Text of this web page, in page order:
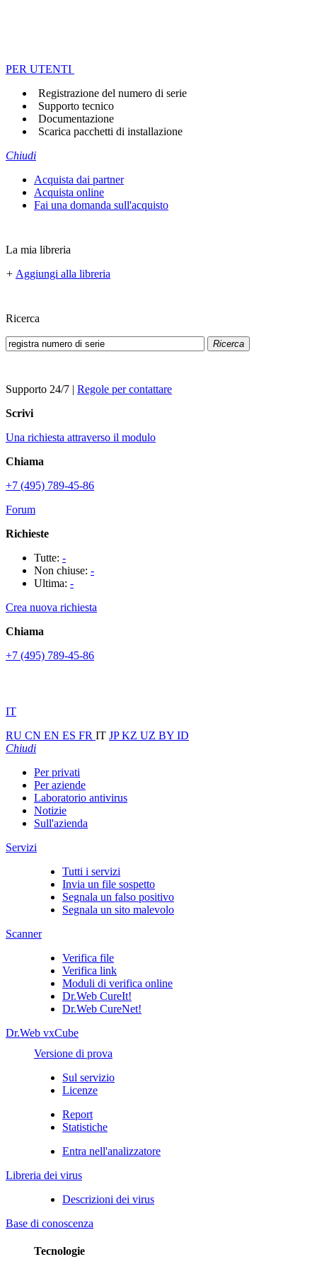
PER UTENTI
Registrazione del numero di serie
Supporto tecnico
Documentazione
Scarica pacchetti di installazione
Chiudi
Acquista dai partner
Acquista online
Fai una domanda sull'acquisto
La mia libreria
+ Aggiungi alla libreria
Ricerca
Ricerca
Supporto 24/7 | Regole per contattare
Scrivi
Una richiesta attraverso il modulo
Chiama
+7 (495) 789-45-86
Forum
Richieste
Tutte: -
Non chiuse: -
Ultima: -
Crea nuova richiesta
Chiama
+7 (495) 789-45-86
IT
RU CN EN ES FR IT JPKZ UZ BY ID
Chiudi
Per privati
Per aziende
Laboratorio antivirus
Notizie
Sull'azienda
Servizi
Tutti i servizi
Invia un file sospetto
Segnala un falso positivo
Segnala un sito malevolo
Scanner
Verifica file
Verifica link
Moduli di verifica online
Dr.Web CureIt!
Dr.Web CureNet!
Dr.Web vxCube
Versione di prova
Sul servizio
Licenze
Report
Statistiche
Entra nell'analizzatore
Libreria dei virus
Descrizioni dei virus
Base di conoscenza
Tecnologie